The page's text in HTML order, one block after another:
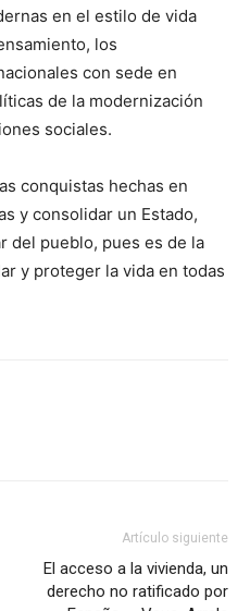
en el estilo de vida
los
con sede en
de la modernización
sociales.
conquistas hechas en
y consolidar un Estado,
del pueblo, pues es de la
y proteger la vida en todas
Artículo siguiente
El acceso a la vivienda, un
derecho no ratificado por